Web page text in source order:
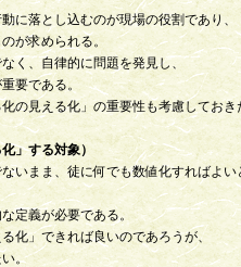
に落とし込むのが現場の役割であり、
が求められる。
く、自律的に問題を発見し、
要である。
の見える化」の重要性も考慮しておき
」する対象）
いまま、徒に何でも数値化すればよい
定義が必要である。
化」できれば良いのであろうが、
。